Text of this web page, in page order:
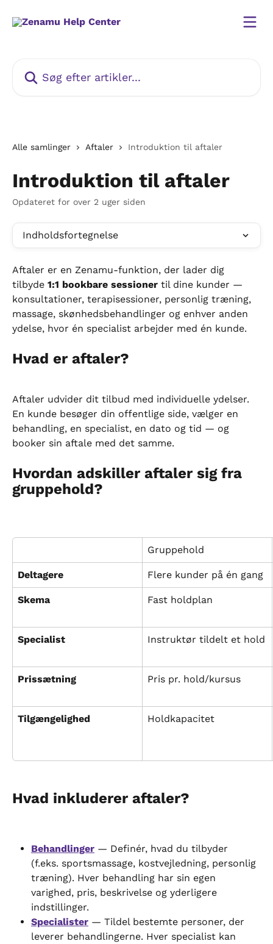
Alle samlinger Aftaler Introduktion til aftaler
Introduktion til aftaler
Opdateret for over 2 uger siden
Indholdsfortegnelse
Aftaler er en Zenamu-funktion, der lader dig
tilbyde 1:1 bookbare sessioner til dine kunder —
konsultationer, terapisessioner, personlig træning,
massage, skønhedsbehandlinger og enhver anden
ydelse, hvor én specialist arbejder med én kunde.
Hvad er aftaler?
Aftaler udvider dit tilbud med individuelle ydelser.
En kunde besøger din offentlige side, vælger en
behandling, en specialist, en dato og tid — og
booker sin aftale med det samme.
Hvordan adskiller aftaler sig fra
gruppehold?
Gruppehold
Deltagere Flere kunder på én gang
Skema Fast holdplan
Specialist Instruktør tildelt et hold
Prissætning Pris pr. hold/kursus
Tilgængelighed Holdkapacitet
Hvad inkluderer aftaler?
Behandlinger — Definér, hvad du tilbyder
(f.eks. sportsmassage, kostvejledning, personlig
træning). Hver behandling har sin egen
varighed, pris, beskrivelse og yderligere
indstillinger.
Specialister — Tildel bestemte personer, der
leverer behandlingerne. Hver specialist kan